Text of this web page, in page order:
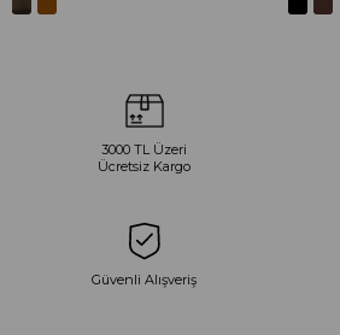
3000 TL Üzeri
Ücretsiz Kargo
Güvenli Alışveriş